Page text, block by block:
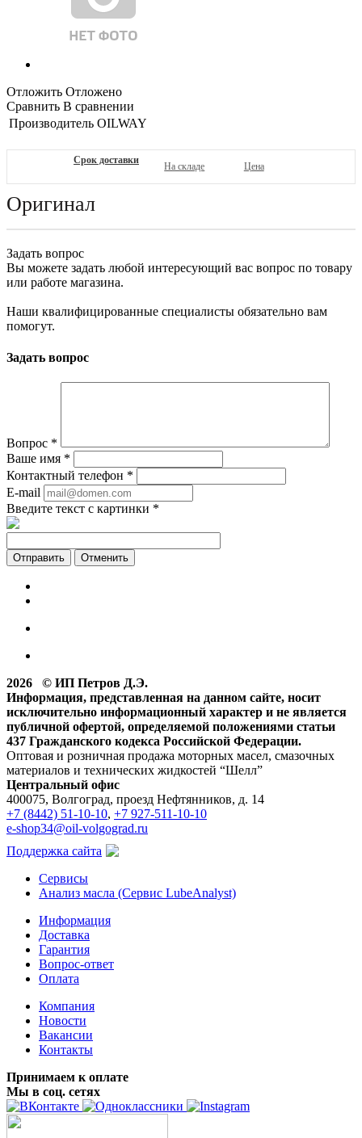
Отложить Отложено
Сравнить В сравнении
Производитель OILWAY
Срок доставки
На складе Цена
Оригинал
Задать вопрос
Вы можете задать любой интересующий вас вопрос по товару
или работе магазина.
Наши квалифицированные специалисты обязательно вам
помогут.
Задать вопрос
Вопрос *
Ваше имя *
Контактный телефон *
E-mail
Введите текст с картинки *
Отменить
2026 © ИП Петров Д.Э.
Информация, представленная на данном сайте, носит
исключительно информационный характер и не является
публичной офертой, определяемой положениями статьи
437 Гражданского кодекса Российской Федерации.
Оптовая и розничная продажа моторных масел, смазочных
материалов и технических жидкостей “Шелл”
Центральный офис
400075, Волгоград, проезд Нефтянников, д. 14
+7 (8442) 51-10-10, +7 927-511-10-10
e-shop34@oil-volgograd.ru
Поддержка сайта
Сервисы
Анализ масла (Сервис LubeAnalyst)
Информация
Доставка
Гарантия
Вопрос-ответ
Оплата
Компания
Новости
Вакансии
Контакты
Принимаем к оплате
Мы в соц. сетях